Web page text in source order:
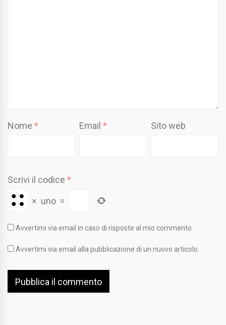
Nome * Email* Sito web
Scrivi il codice *
× uno =
Avvertimi via email in caso di risposte al mio commento.
Avvertimi via email alla pubblicazione di un nuovo articolo.